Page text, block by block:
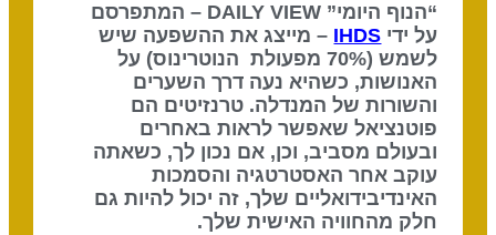
“הנוף היומי” DAILY VIEW – המתפרסם
על ידיIHDS – מייצג את ההשפעה שיש
לשמש (70% מפעולת הנוטרינוס) על
האנושות, כשהיא נעה דרך השערים
והשורות של המנדלה. טרנזיטים הם
פוטנציאל שאפשר לראות באחרים
ובעולם מסביב, וכן, אם נכון לך, כשאתה
עוקב אחר האסטרטגיה והסמכות
האינדיבידואליים שלך, זה יכול להיות גם
חלק מהחוויה האישית שלך.